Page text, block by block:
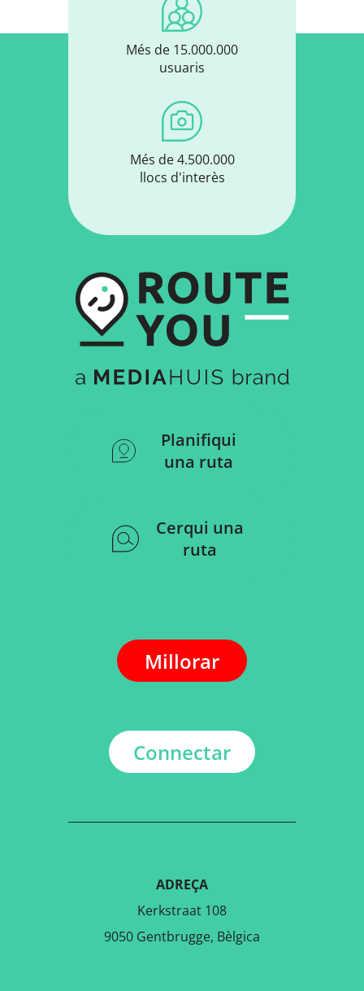
Més de 15.000.000
usuaris
Més de 4.500.000
llocs d'interès
Planifiqui
una ruta
Cerqui una
ruta
Millorar
Connectar
ADREÇA
Kerkstraat 108
9050 Gentbrugge, Bèlgica